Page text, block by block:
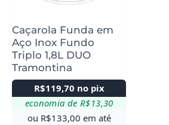
Caçarola Funda em
Aço Inox Fundo
Triplo 1,8L DUO
Tramontina
R$119,70 no pix
economia deR$13,30
ou R$133,00 em até